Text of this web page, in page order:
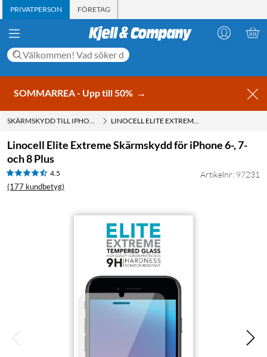
PRIVATPERSON FÖRETAG
SOMMARREA - Upp till 50% →
SKÄRMSKYDD TILL IPHONE 8 PLUS LINOCELL ELITE EXTREME SKÄRMSKYDD FÖR IPHONE 6-, 7- OCH 8 PLUS
Linocell Elite Extreme Skärmskydd för iPhone 6-, 7-
och 8 Plus
4.5
(177 kundbetyg)
Artikelnr: 97231